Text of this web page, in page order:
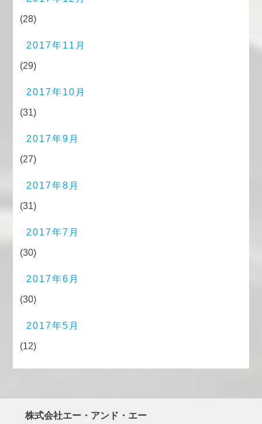
(28)
2017年11月
(29)
2017年10月
(31)
2017年9月
(27)
2017年8月
(31)
2017年7月
(30)
2017年6月
(30)
2017年5月
(12)
株式会社エー・アンド・エー